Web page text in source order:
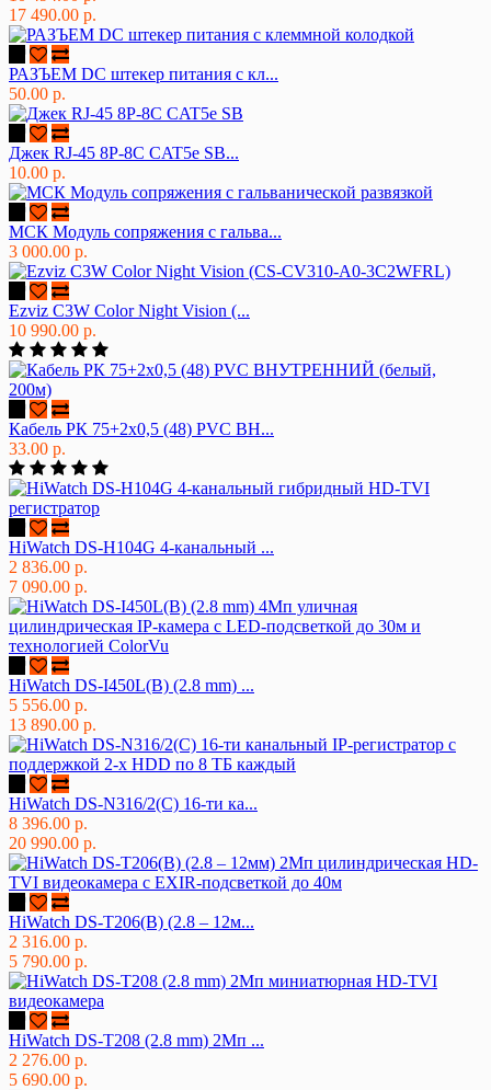
17 490.00 р.
РАЗЪЕМ DC штекер питания с кл...
50.00 р.
Джек RJ-45 8P-8C CAT5e SB...
10.00 р.
МСК Модуль сопряжения с гальва...
3 000.00 р.
Ezviz C3W Color Night Vision (...
10 990.00 р.
Кабель РК 75+2х0,5 (48) PVC ВН...
33.00 р.
HiWatch DS-H104G 4-канальный ...
2 836.00 р.
7 090.00 р.
HiWatch DS-I450L(B) (2.8 mm) ...
5 556.00 р.
13 890.00 р.
HiWatch DS-N316/2(C) 16-ти ка...
8 396.00 р.
20 990.00 р.
HiWatch DS-T206(B) (2.8 – 12м...
2 316.00 р.
5 790.00 р.
HiWatch DS-T208 (2.8 mm) 2Мп ...
2 276.00 р.
5 690.00 р.